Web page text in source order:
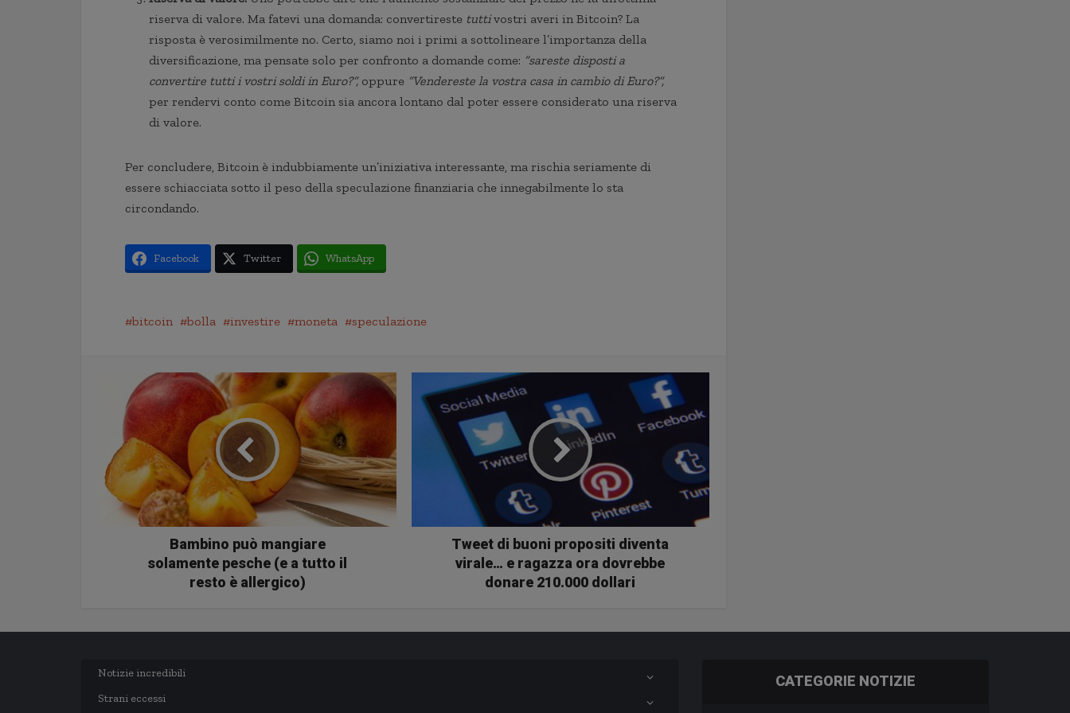
riserva di valore. Ma fatevi una domanda: convertireste tuttivostri averi in Bitcoin? La
risposta è verosimilmente no. Certo, siamo noi i primi a sottolineare l’importanza della
diversificazione, ma pensate solo per confronto a domande come: “sareste disposti a
convertire tutti i vostri soldi in Euro?”,oppure “Vendereste la vostra casa in cambio di Euro?”,
per rendervi conto come Bitcoin sia ancora lontano dal poter essere considerato una riserva
di valore.
Per concludere, Bitcoin è indubbiamente un’iniziativa interessante, ma rischia seriamente di
essere schiacciata sotto il peso della speculazione finanziaria che innegabilmente lo sta
circondando.
Facebook Twitter WhatsApp
bitcoin bolla investire moneta speculazione
Bambino può mangiare
solamente pesche (e a tutto il
resto è allergico)
Tweet di buoni propositi diventa
virale… e ragazza ora dovrebbe
donare 210.000 dollari
Notizie incredibili
Strani eccessi
CATEGORIE NOTIZIE